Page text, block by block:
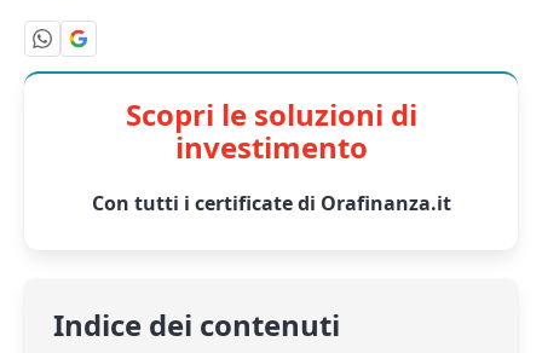
Scopri le soluzioni di
investimento
Con tutti i certificate di Orafinanza.it
Indice dei contenuti